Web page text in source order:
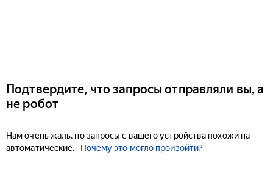
Подтвердите, что запросы отправляли вы, а
не робот
Нам очень жаль, но запросы с вашего устройства похожи на
автоматические.
Почему это могло произойти?